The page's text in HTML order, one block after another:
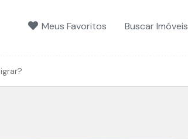
Meus Favoritos Buscar Imóveis